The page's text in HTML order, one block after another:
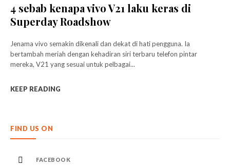
4 sebab kenapa vivo V21 laku keras di
Superday Roadshow
Jenama vivo semakin dikenali dan dekat di hati pengguna. Ia
bertambah meriah dengan kehadiran siri terbaru telefon pintar
mereka, V21 yang sesuai untuk pelbagai...
KEEP READING
FIND US ON
FACEBOOK